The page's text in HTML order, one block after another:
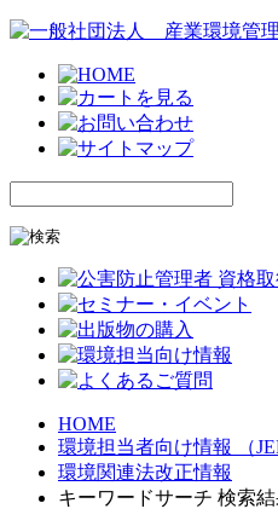
HOME
環境担当者向け情報 （
環境関連法改正情報
キーワードサーチ 検索